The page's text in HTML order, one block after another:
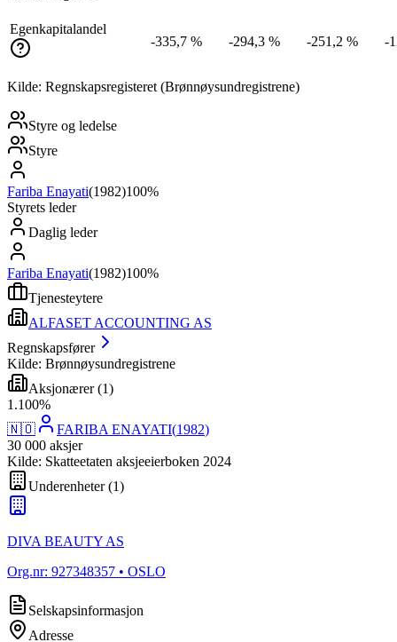
Egenkapitalandel
-335,7 %
-294,3 % -251,2 % -
Kilde: Regnskapsregisteret (Brønnøysundregistrene)
Styre og ledelse
Styre
Fariba Enayati(1982)100%
Styrets leder
Daglig leder
Fariba Enayati(1982)100%
Tjenesteytere
ALFASET ACCOUNTING AS
Regnskapsfører
Kilde: Brønnøysundregistrene
Aksjonærer(1)
1 .100%
🇳🇴
FARIBA ENAYATI(1982)
30 000 aksjer
Kilde: Skatteetaten aksjeeierboken 2024
Underenheter(1)
DIVA BEAUTY AS
Org.nr: 927348357 • OSLO
Selskapsinformasjon
Adresse